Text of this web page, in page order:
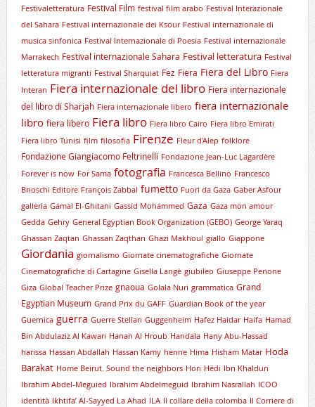
Festivaletteratura Festival Film festival film arabo Festival Interazionale
del Sahara Festival internazionale dei Ksour Festival internazionale di
musica sinfonica Festival Internazionale di Poesia Festival internazionale
Marrakech Festival internazionale Sahara Festival letteratura Festival
letteratura migranti Festival Sharquiat Fez Fiera Fiera del Libro Fiera
Interan Fiera internazionale del libro Fiera internazionale
del libro di Sharjah Fiera internazionale libero fiera internazionale
libro fiera libero Fiera libro Fiera libro Cairo Fiera libro Emirati
Fiera libro Tunisi film filosofia Firenze Fleur d'Alep folklore
Fondazione Giangiacomo Feltrinelli Fondazione Jean-Luc Lagardère
Forever is now For Sama fotografia Francesca Bellino Francesco
Brioschi Editore François Zabbal fumetto Fuori da Gaza Gaber Asfour
galleria Gamal El-Ghitani Gassid Mohammed Gaza Gaza mon amour
Gedda Gehry General Egyptian Book Organization (GEBO) George Yaraq
Ghassan Zaqtan Ghassan Zaqthan Ghazi Makhoul giallo Giappone
Giordania giornalismo Giornate cinematografiche Giornate
Cinematografiche di Cartagine Gisella Langè giubileo Giuseppe Penone
Giza Global Teacher Prize gnaoua Golala Nuri grammatica Grand
Egyptian Museum Grand Prix du GAFF Guardian Book of the year
Guernica guerra Guerre Stellari Guggenheim Hafez Haidar Haifa Hamad
Bin Abdulaziz Al Kawari Hanan Al Hroub Handala Hany Abu-Hassad
harissa Hassan Abdallah Hassan Kamy henne Hima Hisham Matar Hoda
Barakat Home Beirut. Sound the neighbors Hon Hédi Ibn Khaldun
Ibrahim Abdel-Meguied Ibrahim Abdelmeguid Ibrahim Nasrallah ICOO
identità Ikhtifa’ Al-Sayyed La Ahad ILA Il collare della colomba Il Corriere di